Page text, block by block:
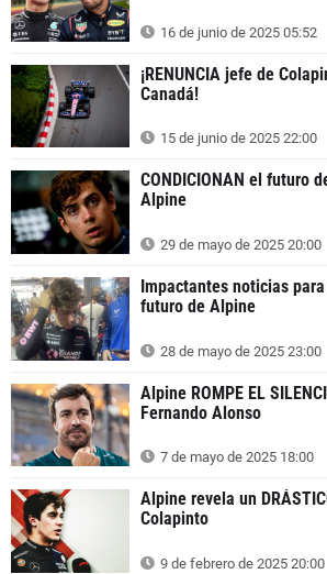
16 de junio de 2025 05:52
¡RENUNCIA jefe de
Canadá!
15 de junio de 2025 22:00
CONDICIONAN el futuro
Alpine
29 de mayo de 2025 20:00
Impactantes noticias
futuro de Alpine
28 de mayo de 2025 23:00
Alpine ROMPE EL
Fernando Alonso
7 de mayo de 2025 18:00
Alpine revela un
Colapinto
9 de febrero de 2025 20:00